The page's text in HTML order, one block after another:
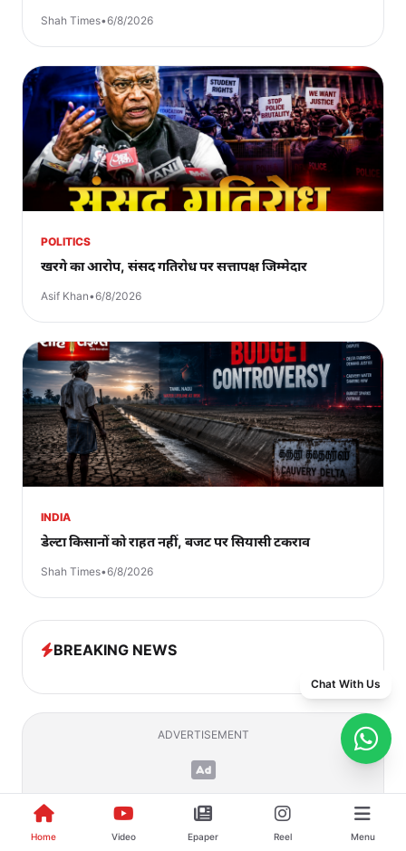
Shah Times•6/8/2026
POLITICS
खरगे का आरोप, संसद गतिरोध पर सत्तापक्ष जिम्मेदार
Asif Khan•6/8/2026
INDIA
डेल्टा किसानों को राहत नहीं, बजट पर सियासी टकराव
Shah Times•6/8/2026
BREAKING NEWS
ADVERTISEMENT
Home Video Epaper Reel Menu
Chat With Us